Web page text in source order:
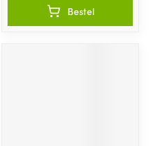
Bestel